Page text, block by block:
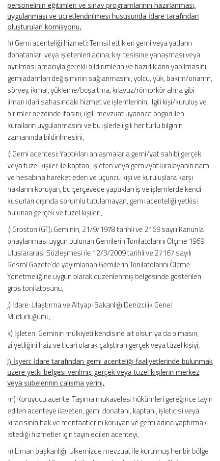
personelinin eğitimleri ve sınav programlarının hazırlanması,
uygulanması ve ücretlendirilmesi hususunda İdare tarafından
oluşturulan komisyonu,
h) Gemi acenteliği hizmeti: Temsil ettikleri gemi veya yatların
donatanları veya işletenleri adına, kıyı tesisine yanaşması veya
ayrılması amacıyla gerekli bildirimlerin ve hazırlıkların yapılmasını,
gemiadamları değişiminin sağlanmasını, yolcu, yük, bakım/onarım,
sörvey, ikmal, yükleme/boşaltma, kılavuz/römorkör alma gibi
liman idari sahasındaki hizmet ve işlemlerinin, ilgili kişi/kuruluş ve
birimler nezdinde ifasını, ilgili mevzuat uyarınca öngörülen
kuralların uygulanmasını ve bu işlerle ilgili her türlü bilginin
zamanında bildirilmesini,
ı) Gemi acentesi: Yaptıkları anlaşmalarla gemi/yat sahibi gerçek
veya tüzel kişiler ile kaptan, işleten veya gemi/yat kiralayanın nam
ve hesabına hareket eden ve üçüncü kişi ve kuruluşlara karşı
haklarını koruyan, bu çerçevede yaptıkları iş ve işlemlerde kendi
kusurları dışında sorumlu tutulamayan, gemi acenteliği yetkisi
bulunan gerçek ve tüzel kişileri,
i) Groston (GT): Geminin, 21/9/1978 tarihli ve 2169 sayılı Kanunla
onaylanması uygun bulunan Gemilerin Tonilatolarını Ölçme 1969
Uluslararası Sözleşmesi ile 12/3/2009 tarihli ve 27167 sayılı
Resmî Gazete’de yayımlanan Gemilerin Tonilatolarını Ölçme
Yönetmeliğine uygun olarak düzenlenmiş belgesinde gösterilen
gros tonilatosunu,
j) İdare: Ulaştırma ve Altyapı Bakanlığı Denizcilik Genel
Müdürlüğünü,
k) İşleten: Geminin mülkiyeti kendisine ait olsun ya da olmasın,
zilyetliğini haiz ve ticari olarak çalıştıran gerçek veya tüzel kişiyi,
l) İşyeri: İdare tarafından gemi acenteliği faaliyetlerinde bulunmak
üzere yetki belgesi verilmiş gerçek veya tüzel kişilerin merkez
veya şubelerinin çalışma yerini,
m) Koruyucu acente: Taşıma mukavelesi hükümleri gereğince tayin
edilen acenteye ilaveten, gemi donatanı, kaptanı, işleticisi veya
kiracısının hak ve menfaatlerini koruyan ve gemi adına yaptırmak
istediği hizmetler için tayin edilen acenteyi,
n) Liman başkanlığı: Ülkemizde mevzuat ile kurulmuş her bir bölge